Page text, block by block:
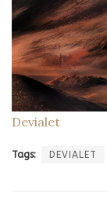
Devialet
Tags: DEVIALET